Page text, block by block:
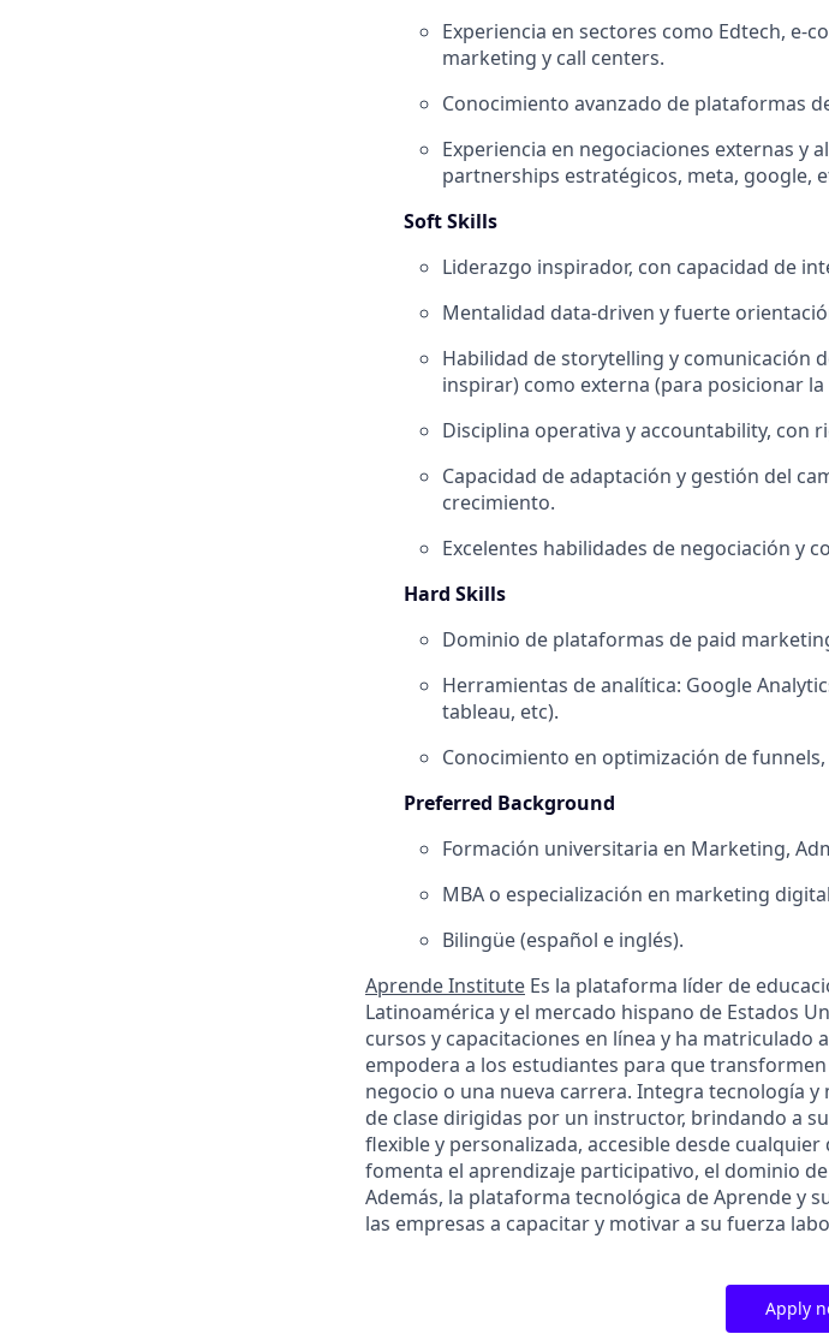
Experiencia en sectores como Edtech, e-
marketing y call centers.
Conocimiento avanzado de plataformas
Experiencia en negociaciones externas y
partnerships estratégicos, meta, google,
Soft Skills
Liderazgo inspirador, con capacidad de
Mentalidad data-driven y fuerte
Habilidad de storytelling y comunicación
inspirar) como externa (para posicionar la
Disciplina operativa y accountability, con
Capacidad de adaptación y gestión del
crecimiento.
Excelentes habilidades de negociación y
Hard Skills
Dominio de plataformas de paid
Herramientas de analítica: Google
tableau, etc).
Conocimiento en optimización de
Preferred Background
Formación universitaria en Marketing,
MBA o especialización en marketing
Bilingüe (español e inglés).
Aprende Institute Es la plataforma líder de
Latinoamérica y el mercado hispano de Estados
cursos y capacitaciones en línea y ha matriculado
empodera a los estudiantes para que
negocio o una nueva carrera. Integra tecnología
de clase dirigidas por un instructor, brindando a
flexible y personalizada, accesible desde
fomenta el aprendizaje participativo, el dominio
Además, la plataforma tecnológica de Aprende y
las empresas a capacitar y motivar a su fuerza
Apply